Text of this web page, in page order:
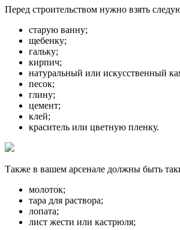
старую ванну;
щебенку;
гальку;
кирпич;
натуральный или искусственный
песок;
глину;
цемент;
клей;
краситель или цветную пленку.
Также в вашем арсенале должны быть
молоток;
тара для раствора;
лопата;
лист жести или кастрюля;
сетка из металла;
уровень;